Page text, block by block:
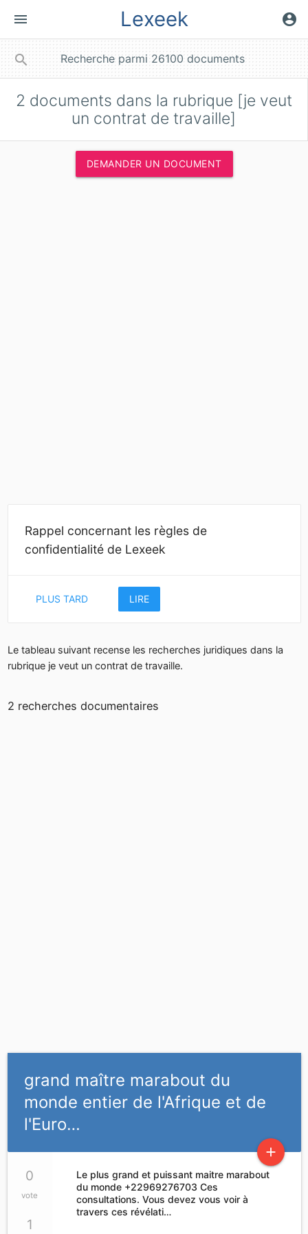
menu Lexeek account_circle
search
2 documents dans la rubrique [je veut
un contrat de travaille]
DEMANDER UN DOCUMENT
Rappel concernant les règles de
confidentialité de Lexeek
PLUS TARD LIRE
Le tableau suivant recense les recherches juridiques dans la
rubrique je veut un contrat de travaille.
2 recherches documentaires
grand maître marabout du
monde entier de l'Afrique et de
l'Euro…
add
0
vote
1
Le plus grand et puissant maitre marabout
du monde +22969276703 Ces
consultations. Vous devez vous voir à
travers ces révélati…